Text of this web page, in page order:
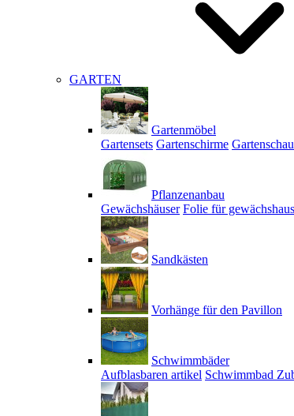
GARTEN
Gartenmöbel
Gartensets Gartenschirme
Pflanzenanbau
Gewächshäuser Folie für gewächshaus
Sandkästen
Vorhänge für den Pavillon
Schwimmbäder
Aufblasbaren artikel Schwimmbad